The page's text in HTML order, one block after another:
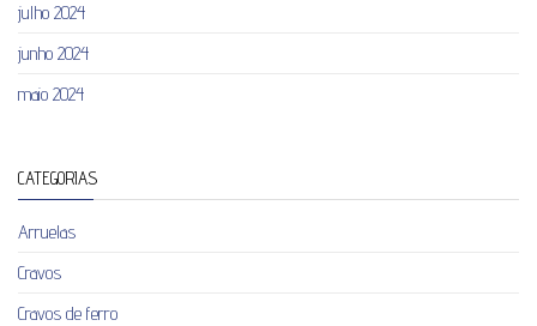
julho 2024
junho 2024
maio 2024
CATEGORIAS
Arruelas
Cravos
Cravos de ferro